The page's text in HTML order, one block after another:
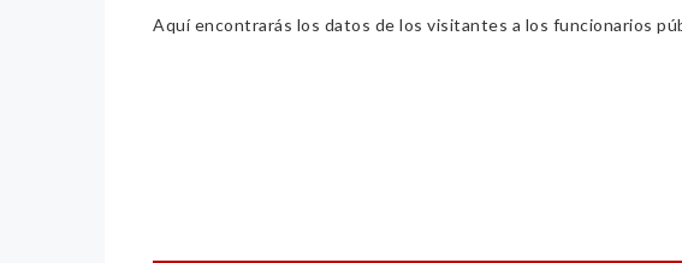
Aquí encontrarás los datos de los visitantes a los funcionarios